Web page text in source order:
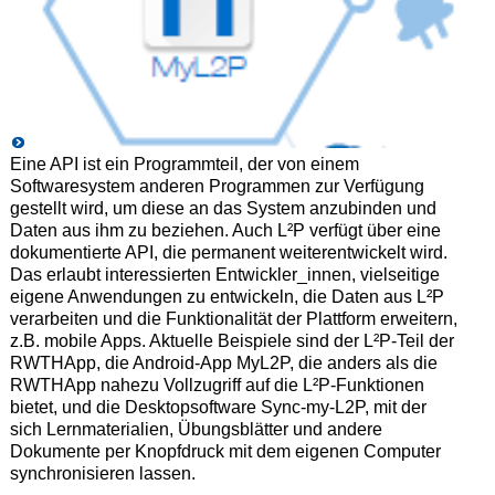
Eine API ist ein Programmteil, der von einem
Softwaresystem anderen Programmen zur Verfügung
gestellt wird, um diese an das System anzubinden und
Daten aus ihm zu beziehen. Auch L²P verfügt über eine
dokumentierte API, die permanent weiterentwickelt wird.
Das erlaubt interessierten Entwickler_innen, vielseitige
eigene Anwendungen zu entwickeln, die Daten aus L²P
verarbeiten und die Funktionalität der Plattform erweitern,
z.B. mobile Apps. Aktuelle Beispiele sind der L²P-Teil der
RWTHApp, die Android-App MyL2P, die anders als die
RWTHApp nahezu Vollzugriff auf die L²P-Funktionen
bietet, und die Desktopsoftware Sync-my-L2P, mit der
sich Lernmaterialien, Übungsblätter und andere
Dokumente per Knopfdruck mit dem eigenen Computer
synchronisieren lassen.